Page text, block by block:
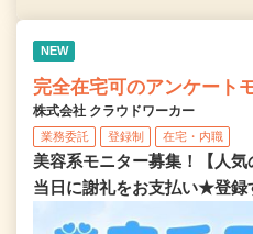
NEW
完全在宅可のアンケート
株式会社 クラウドワーカー
業務委託 登録制 在宅・内職
美容系モニター募集！【人気
当日に謝礼をお支払い★登録